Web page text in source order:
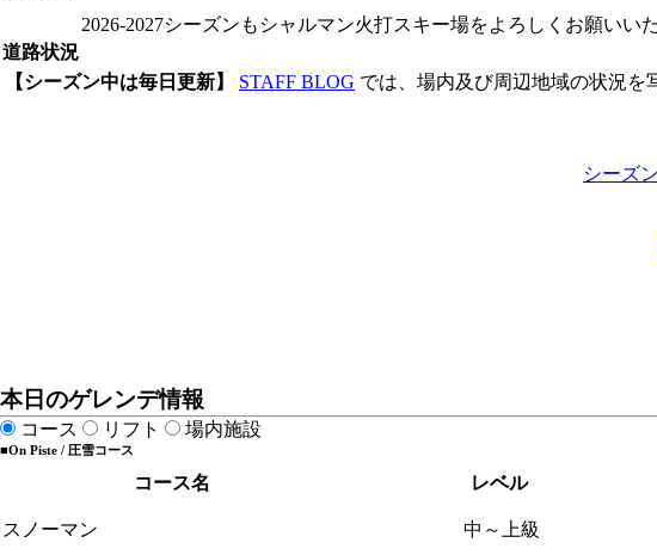
2026-2027シーズンもシャルマン火打スキー場をよろしくお願いい
道路状況
【シーズン中は毎日更新】
STAFF BLOG では、場内及び周辺地域の状況を
シーズ
本日のゲレンデ情報
コース リフト 場内施設
■On Piste / 圧雪コース
コース名 レベル
スノーマン 中～上級